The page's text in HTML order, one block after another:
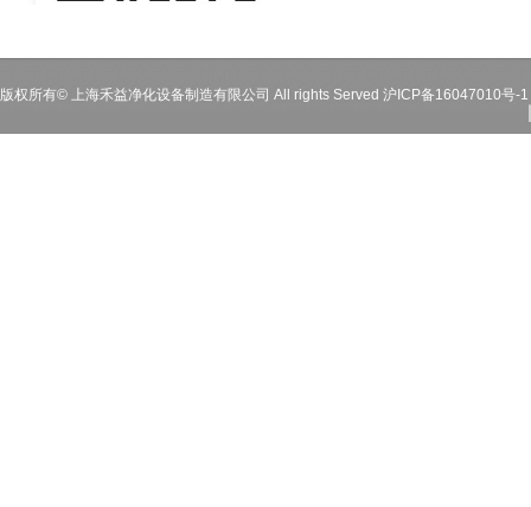
版权所有© 上海禾益净化设备制造有限公司 All rights Served 沪ICP备16047010号-1